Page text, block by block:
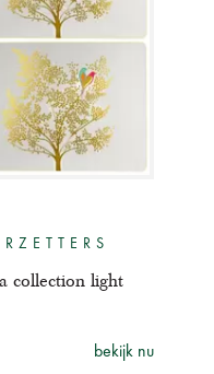
collection light
bekijk nu